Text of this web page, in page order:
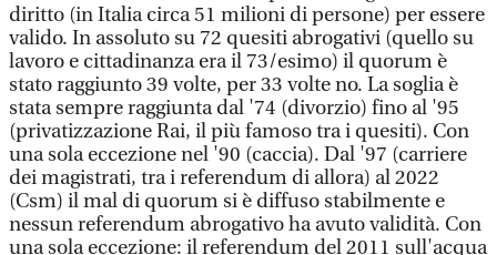
diritto (in Italia circa 51 milioni di persone) per essere
valido. In assoluto su 72 quesiti abrogativi (quello su
lavoro e cittadinanza era il 73/esimo) il quorum è
stato raggiunto 39 volte, per 33 volte no. La soglia è
stata sempre raggiunta dal '74 (divorzio) fino al '95
(privatizzazione Rai, il più famoso tra i quesiti). Con
una sola eccezione nel '90 (caccia). Dal '97 (carriere
dei magistrati, tra i referendum di allora) al 2022
(Csm) il mal di quorum si è diffuso stabilmente e
nessun referendum abrogativo ha avuto validità. Con
una sola eccezione: il referendum del 2011 sull'acqua